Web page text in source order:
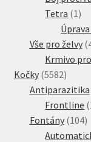
Tetra 1 1
Vše pro želvy
Krmivo
Kočky 55825582
Antiparazitika
Frontline
Fontány 104